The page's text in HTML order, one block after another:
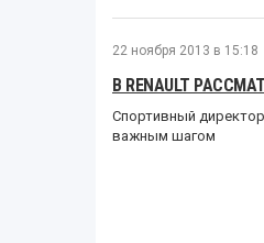
22 ноября 2013 в 15:18
В RENAULT
Спортивный
важным шагом